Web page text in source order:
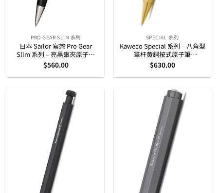
PRO GEAR SLIM 系列
日本 Sailor 寫樂 Pro Gear
Slim 系列 – 亮黑銀夾原子筆
(16-0707-220)
$560.00
SPECIAL 系列
Kaweco Special 系列 – 八角型
筆杆黃銅按式原子筆
(10001395)
$630.00